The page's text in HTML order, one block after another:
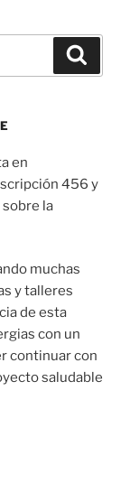
en
456 y
sobre la
muchas
y talleres
de esta
con un
continuar con
saludable